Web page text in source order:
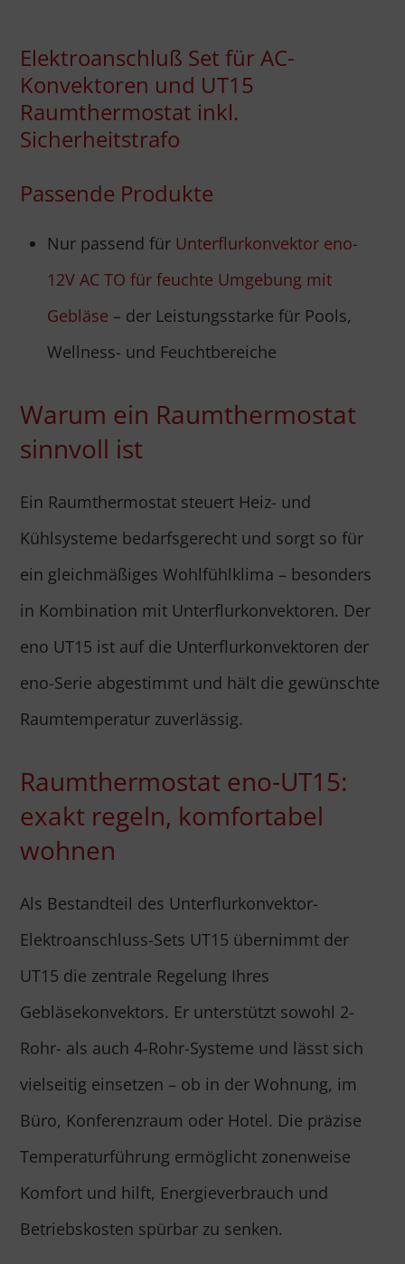
Elektroanschluß Set für AC-
Konvektoren und UT15
Raumthermostat inkl.
Sicherheitstrafo
Passende Produkte
Nur passend für Unterflurkonvektor eno-
12V AC TO für feuchte Umgebung mit
Gebläse – der Leistungsstarke für Pools,
Wellness- und Feuchtbereiche
Warum ein Raumthermostat
sinnvoll ist
Ein Raumthermostat steuert Heiz- und
Kühlsysteme bedarfsgerecht und sorgt so für
ein gleichmäßiges Wohlfühlklima – besonders
in Kombination mit Unterflurkonvektoren. Der
eno UT15 ist auf die Unterflurkonvektoren der
eno-Serie abgestimmt und hält die gewünschte
Raumtemperatur zuverlässig.
Raumthermostat eno-UT15:
exakt regeln, komfortabel
wohnen
Als Bestandteil des Unterflurkonvektor-
Elektroanschluss-Sets UT15 übernimmt der
UT15 die zentrale Regelung Ihres
Gebläsekonvektors. Er unterstützt sowohl 2-
Rohr- als auch 4-Rohr-Systeme und lässt sich
vielseitig einsetzen – ob in der Wohnung, im
Büro, Konferenzraum oder Hotel. Die präzise
Temperaturführung ermöglicht zonenweise
Komfort und hilft, Energieverbrauch und
Betriebskosten spürbar zu senken.